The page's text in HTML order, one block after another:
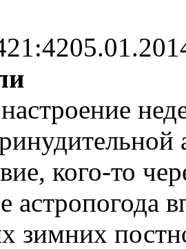
21:42
кого-то
астропогода
зимних